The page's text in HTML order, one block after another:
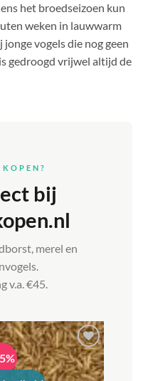
het broedseizoen kun
weken in lauwwarm
vogels die nog geen
gedroogd vrijwel altijd de
bij
merel en
v.a. €45.
Toevoegen
aan
verlanglijst